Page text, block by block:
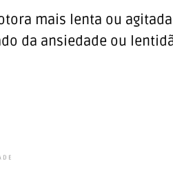
mais lenta ou
da ansiedade ou